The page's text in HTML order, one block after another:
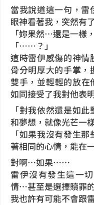
當我說道這一句，
眼神看著我，突然有
「妳果然…還是一樣
「……？」
這時雷伊感傷的神情
骨分明厚大的手掌
雙手，並輕輕的放
如同接受了我對他表
「對我依然還是如
和夢想，就像光芒一
「如果我沒有發生
著相同的心情，能在
對啊…如果……
雷伊沒有發生這一
情…甚至是選擇贖罪
我也許有可能不會